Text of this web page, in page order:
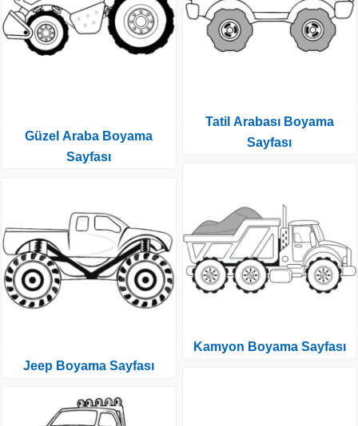
Güzel Araba Boyama
Sayfası
Jeep Boyama Sayfası
Tatil Arabası Boyama
Sayfası
Kamyon Boyama Sayfası